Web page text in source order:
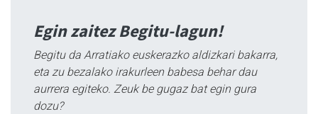
Egin zaitez Begitu-lagun!
Begitu da Arratiako euskerazko aldizkari bakarra,
eta zu bezalako irakurleen babesa behar dau
aurrera egiteko. Zeuk be gugaz bat egin gura
dozu?